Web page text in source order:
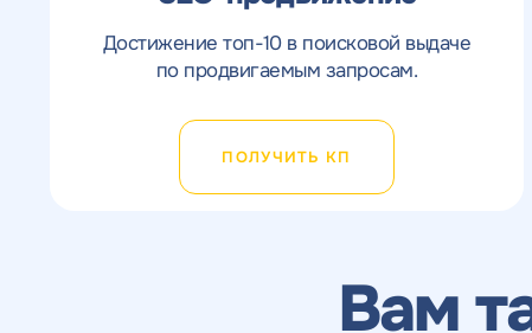
Достижение топ-10 в поисковой выдаче
по продвигаемым запросам.
ПОЛУЧИТЬ КП
Вам
ОТПРАВИТЬ